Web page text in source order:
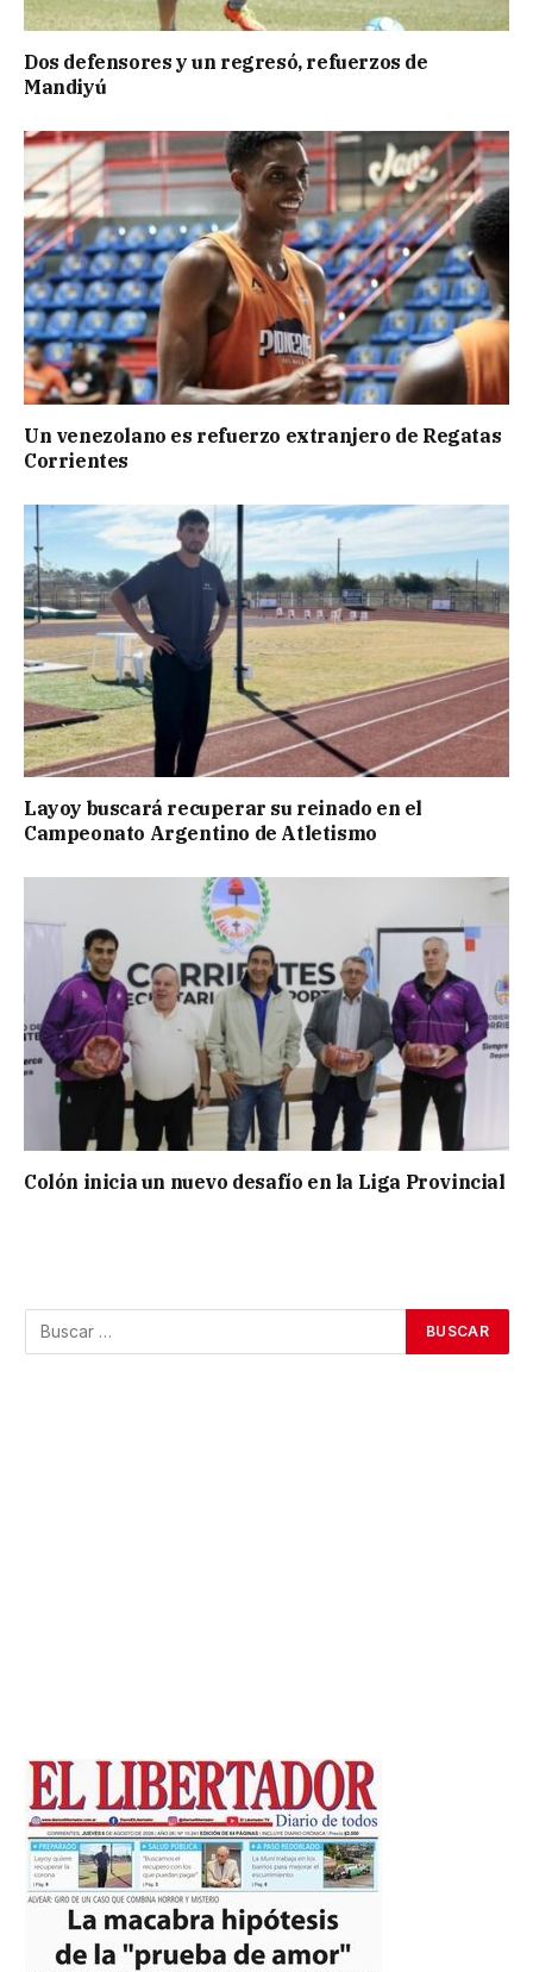
Dos defensores y un regresó, refuerzos de
Mandiyú
Un venezolano es refuerzo extranjero de Regatas
Corrientes
Layoy buscará recuperar su reinado en el
Campeonato Argentino de Atletismo
Colón inicia un nuevo desafío en la Liga Provincial